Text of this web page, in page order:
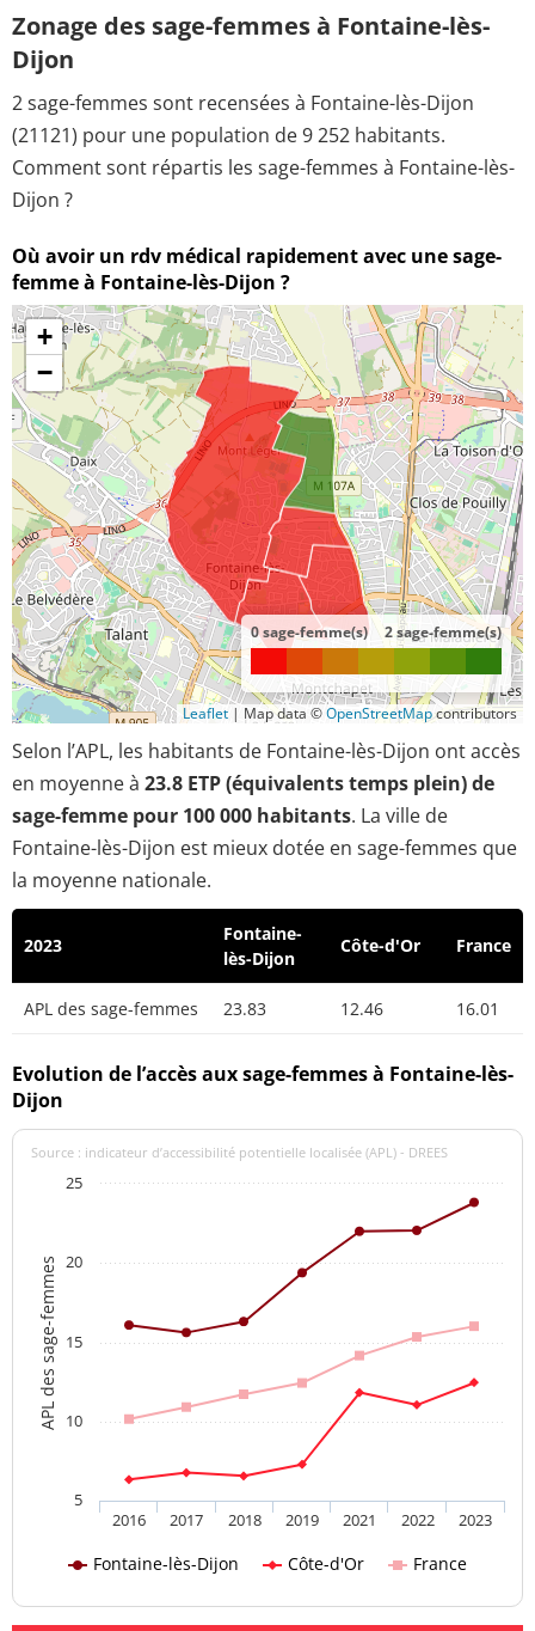
Zonage des sage-femmes à Fontaine-lès-
Dijon
2 sage-femmes sont recensées à Fontaine-lès-Dijon
(21121) pour une population de 9 252 habitants.
Comment sont répartis les sage-femmes à Fontaine-lès-
Dijon ?
Où avoir un rdv médical rapidement avec une sage-
femme à Fontaine-lès-Dijon ?
+
−
0 sage-femme(s) 2 sage-femme(s)
Leaflet | Map data ©OpenStreetMapcontributors
Selon l’APL, les habitants de Fontaine-lès-Dijon ont accès
en moyenne à 23.8 ETP (équivalents temps plein) de
sage-femme pour 100 000 habitants. La ville de
Fontaine-lès-Dijon est mieux dotée en sage-femmes que
la moyenne nationale.
2023
Fontaine-
lès-Dijon
Côte-d'Or France
APL des sage-femmes 23.83 12.46 16.01
Evolution de l’accès aux sage-femmes à Fontaine-lès-
Dijon
APL des sage-femmes
Source : indicateur d’accessibilité potentielle localisée (APL) - DREES
Fontaine-lès-Dijon Côte-d'Or France
2016 2017 2018 2019 2021 2022 2023
5
10
15
20
25